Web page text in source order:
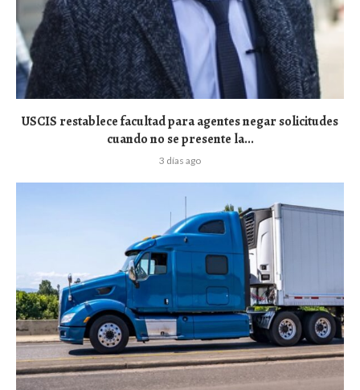
USCIS restablece facultad para agentes negar solicitudes
cuando no se presente la...
3 días ago